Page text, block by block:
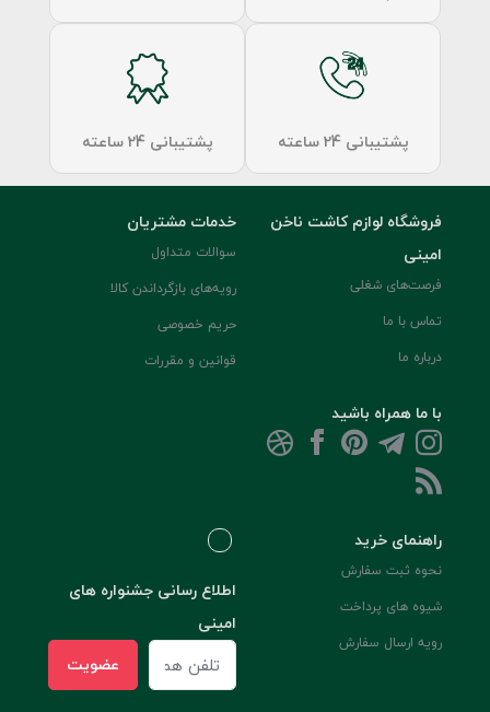
پشتیبانی 24 ساعته پشتیبانی 24 ساعته
فروشگاه لوازم کاشت ناخن
امینی
فرصت‌های شغلی
تماس با ما
درباره ما
با ما همراه باشید
خدمات مشتریان
سوالات متداول
رویه‌های بازگرداندن کالا
حریم خصوصی
قوانین و مقررات
راهنمای خرید
نحوه ثبت سفارش
شیوه های پرداخت
رویه ارسال سفارش
اطلاع رسانی جشنواره های
امینی
عضویت